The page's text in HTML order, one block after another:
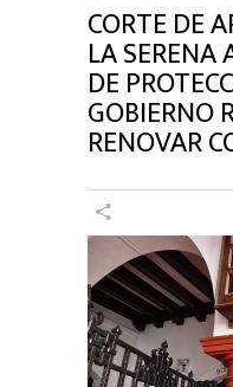
CORTE DE
LA SERENA
DE
GOBIERNO
RENOVAR